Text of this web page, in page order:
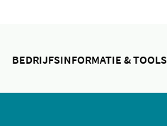
BEDRIJFSINFORMATIE & TOOLS